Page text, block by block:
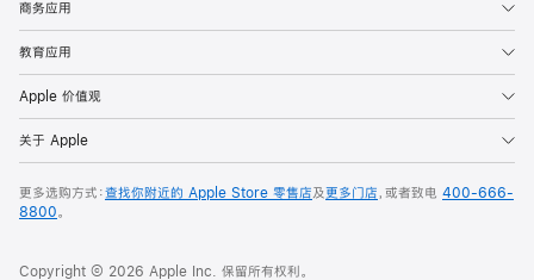
商务应用
教育应用
Apple 价值观
关于 Apple
更多选购方式：查找你附近的 Apple Store 零售店及更多门店，或者致电 400-666-
8800。
Copyright © 2026 Apple Inc. 保留所有权利。